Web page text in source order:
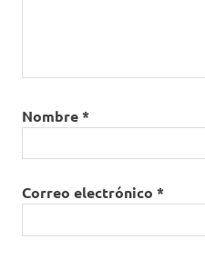
Nombre*
Correo electrónico *